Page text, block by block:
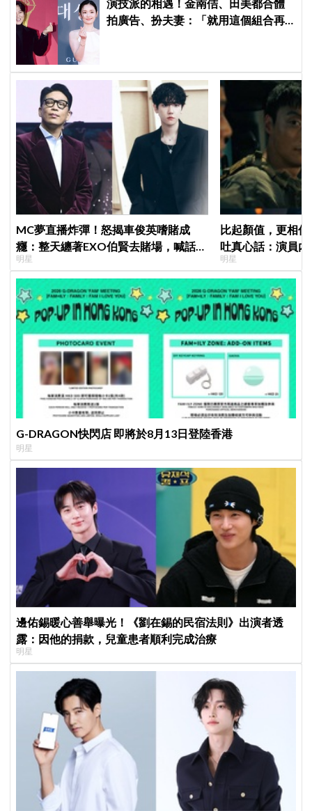
演技派的相遇！金南佶、田美都合體
拍廣告、扮夫妻：「就用這個組合再
MC夢直播炸彈！怒揭車俊英嗜賭成
癮：整天纏著EXO伯賢去賭場，喊話
「伯賢啊，男人就是要會賭」
明星
比起顏值，更相
吐真心話：演員
別人，因為恐懼
明星
G-DRAGON快閃店 即將於8月13日登陸香港
明星
邊佑錫暖心善舉曝光！《劉在錫的民宿法則》出演者透
露：因他的捐款，兒童患者順利完成治療
明星